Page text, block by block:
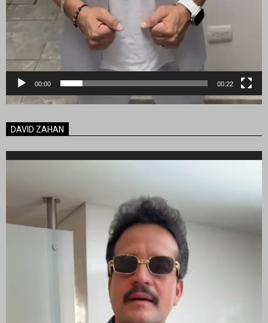
00:00 00:22
DAVID ZAHAN
Reproductor